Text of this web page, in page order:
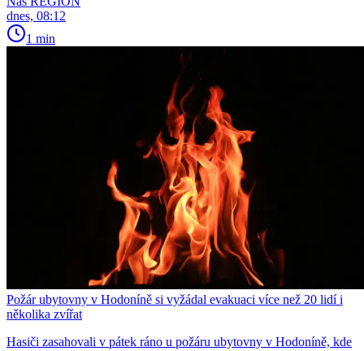
dnes, 08:12
1 min
Požár ubytovny v Hodoníně si vyžádal evakuaci více než 20 lidí i
několika zvířat
Hasiči zasahovali v pátek ráno u požáru ubytovny v Hodoníně, kde